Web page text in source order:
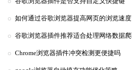
如何通过谷歌浏览器提高网页的浏览速度
Chrome浏览器插件冲突检测更便捷吗